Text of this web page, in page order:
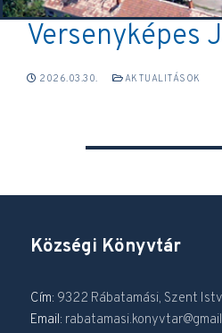
Versenyképes
2026.03.30. AKTUALITÁSOK
Községi Könyvtár
Cím: 9322 Rábatamási, Szent
Email: